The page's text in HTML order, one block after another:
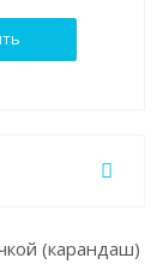
(карандаш)